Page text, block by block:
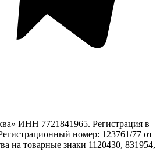
ИНН 7721841965. Регистрация в
номер: 123761/77 от
на товарные знаки 1120430, 831954,